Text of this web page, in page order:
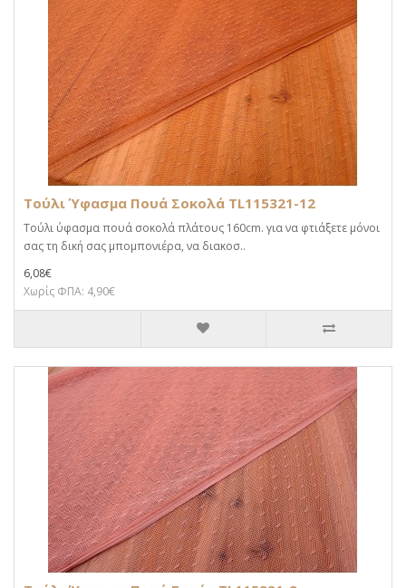
Τούλι Ύφασμα Πουά Σοκολά TL115321-12
Τούλι ύφασμα πουά σοκολά πλάτους 160cm. για να φτιάξετε μόνοι
σας τη δική σας μπομπονιέρα, να διακοσ..
6,08€
Χωρίς ΦΠΑ: 4,90€